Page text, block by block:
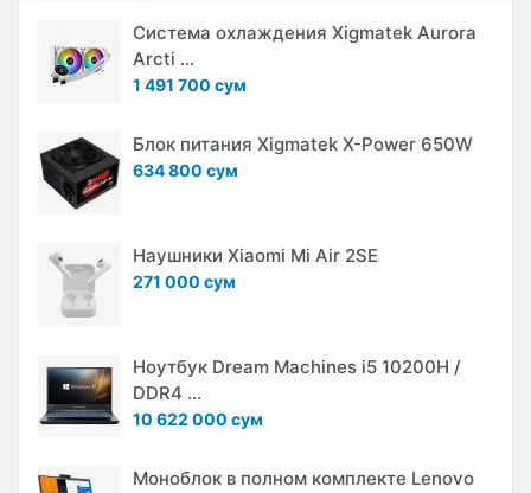
Система охлаждения Xigmatek Aurora
Arcti ...
1 491 700 сум
Блок питания Xigmatek X-Power 650W
634 800 сум
Наушники Xiaomi Mi Air 2SE
271 000 сум
Ноутбук Dream Machines i5 10200H /
DDR4 ...
10 622 000 сум
Моноблок в полном комплекте Lenovo